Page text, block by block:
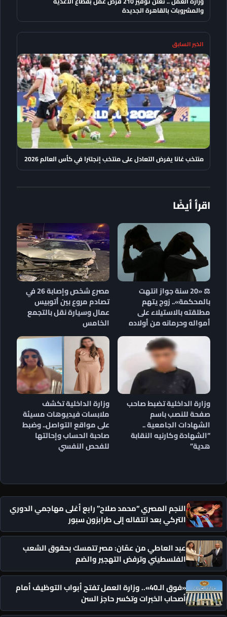
والمشروبات بالقاهرة الجديدة
الخبر السابق
منتخب غانا يفرض التعادل على منتخب إنجلترا في كأس العالم 2026
اقرأ أيضًا
⚖️ «20 سنة جواز انتهت
بالمحكمة».. زوج يتهم
مطلقته بالاستيلاء على
أمواله وحرمانه من أولاده
مصرع شخص وإصابة 26 في
تصادم مروع بين أتوبيس
عمال وسيارة نقل بالتجمع
الخامس
وزارة الداخلية تضبط صاحب
صفحة للنصب باسم
الشهادات الجامعية ..
“الشهادة وكارنيه النقابة
هدية”
وزارة الداخلية تكشف
ملابسات فيديوهات مسيئة
على مواقع التواصل.. وضبط
صاحبة الحساب وإحالتها
للفحص النفسي
النجم المصري “محمد صلاح” رابع أغلى مهاجمي الدوري
التركي بعد انتقاله إلى طرابزون سبور
عبد العاطي من عمّان: مصر تتمسك بحقوق الشعب
الفلسطيني وترفض التهجير والضم
«فوق الـ40».. وزارة العمل تفتح أبواب التوظيف أمام
أصحاب الخبرات وتكسر حاجز السن